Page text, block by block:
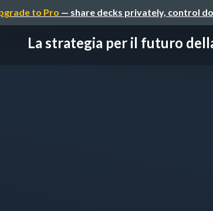
to Pro — share decks privately, control
La strategia per il futuro